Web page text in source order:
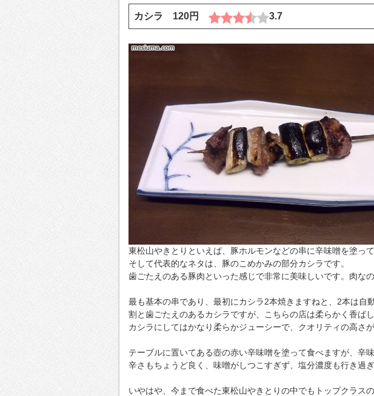
カシラ 120円 3.7
東松山やきとりといえば、豚ホルモンなどの串に辛味噌を塗っ
そして代表的なネタは、豚のこめかみの部分カシラです。
歯ごたえのある豚肉といった感じで非常に美味しいです。肉な
最も基本の串であり、最初にカシラ2本焼きますねと、2本は自
割と歯ごたえのあるカシラですが、こちらの店は柔らかく香ば
カシラにしてはかなり柔らかジューシーで、クオリティの高さが
テーブルに置いてある壺の赤い辛味噌を塗って食べますが、辛
辛さもちょうど良く、味噌がしつこすぎず、塩分濃度も行き過
いやはや、今まで食べた東松山やきとりの中でもトップクラス